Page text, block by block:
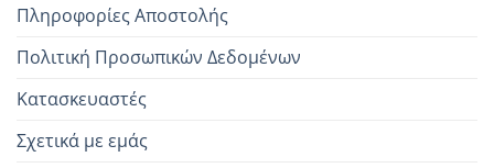
Πληροφορίες Αποστολής
Πολιτική Προσωπικών Δεδομένων
Κατασκευαστές
Σχετικά με εμάς